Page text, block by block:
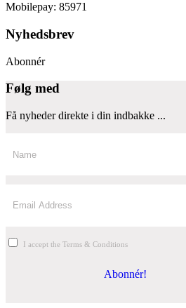
Mobilepay: 85971
Nyhedsbrev
Abonnér
Følg med
Få nyheder direkte i din indbakke ...
I accept the Terms & Conditions
Abonnér!